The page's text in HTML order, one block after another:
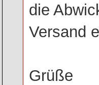
die
Versand
Grüße